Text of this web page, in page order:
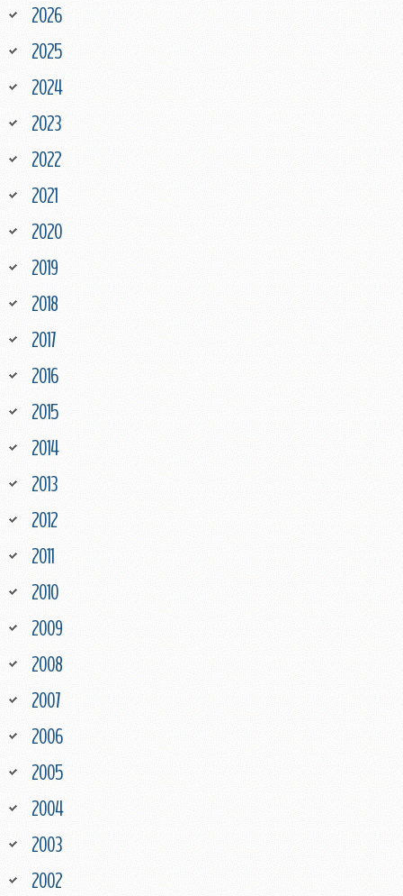
2026
2025
2024
2023
2022
2021
2020
2019
2018
2017
2016
2015
2014
2013
2012
2011
2010
2009
2008
2007
2006
2005
2004
2003
2002